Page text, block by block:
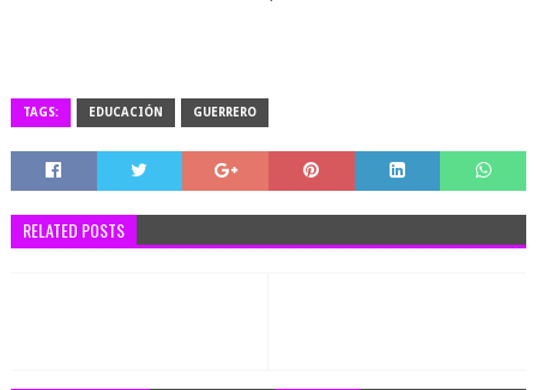
TAGS: EDUCACIÓN GUERRERO
RELATED POSTS